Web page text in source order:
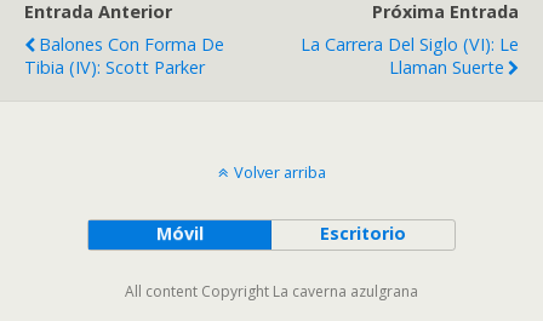
Entrada Anterior
Balones Con Forma De
Tibia (IV): Scott Parker
Próxima Entrada
La Carrera Del Siglo (VI): Le
Llaman Suerte
Volver arriba
Móvil Escritorio
All content Copyright La caverna azulgrana